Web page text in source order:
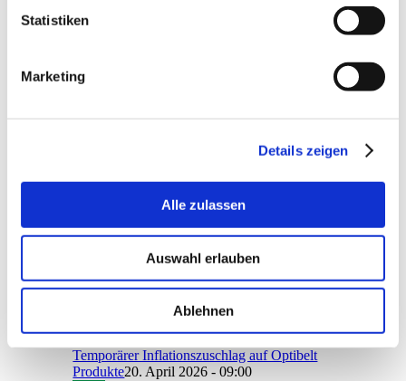
Statistiken
Marketing
Details zeigen
Alle zulassen
Auswahl erlauben
Ablehnen
400 400
Carsten Lorenzen
im Fernsehen
Den ganzen Sommer geöffnet – Reduzierte
22. Juni 2026 - 08:31
Temporärer Inflationszuschlag auf Optibelt
Produkte20. April 2026 - 09:00